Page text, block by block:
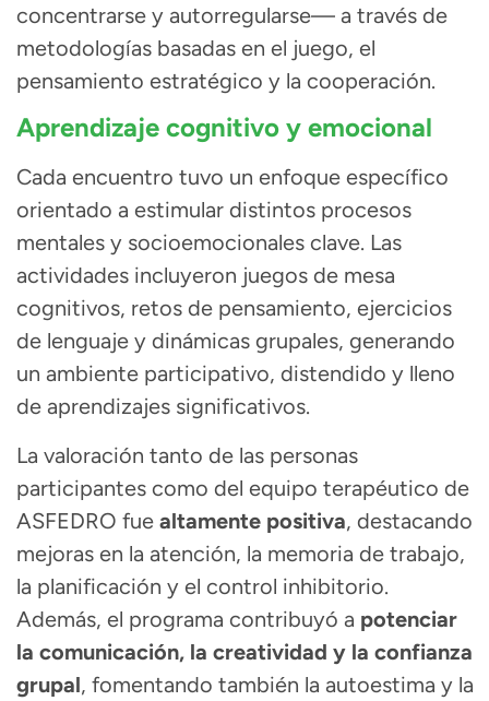
concentrarse y autorregularse— a través de
metodologías basadas en el juego, el
pensamiento estratégico y la cooperación.
Aprendizaje cognitivo y emocional
Cada encuentro tuvo un enfoque específico
orientado a estimular distintos procesos
mentales y socioemocionales clave. Las
actividades incluyeron juegos de mesa
cognitivos, retos de pensamiento, ejercicios
de lenguaje y dinámicas grupales, generando
un ambiente participativo, distendido y lleno
de aprendizajes significativos.
La valoración tanto de las personas
participantes como del equipo terapéutico de
ASFEDRO fue altamente positiva, destacando
mejoras en la atención, la memoria de trabajo,
la planificación y el control inhibitorio.
Además, el programa contribuyó a potenciar
la comunicación, la creatividad y la confianza
grupal, fomentando también la autoestima y la